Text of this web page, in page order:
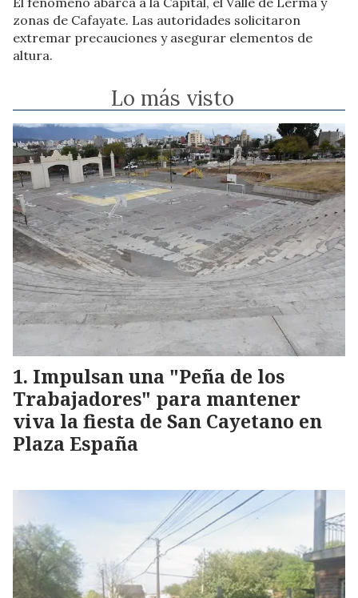
zonas de Cafayate. Las autoridades solicitaron
extremar precauciones y asegurar elementos de
altura.
Lo más visto
Impulsan una "Peña de los
Trabajadores" para mantener
viva la fiesta de San Cayetano en
Plaza España